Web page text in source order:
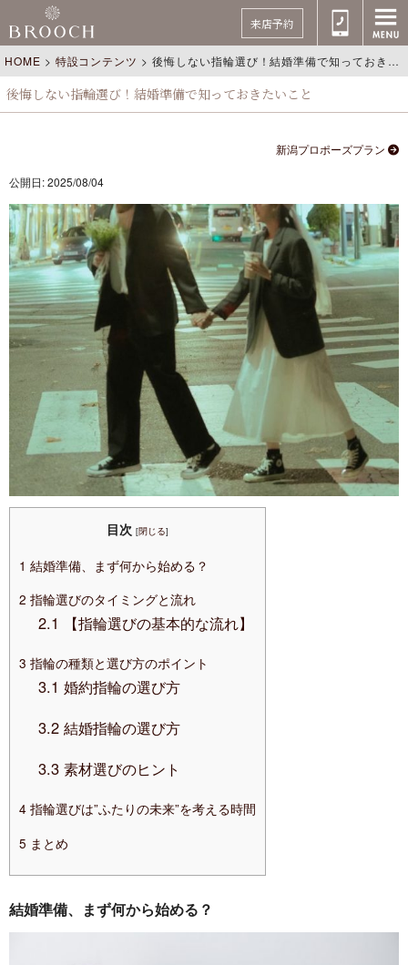
来店予約
HOME > 特設コンテンツ >後悔しない指輪選び！結婚準備で知っておきたいこと
後悔しない指輪選び！結婚準備で知っておきたいこと
新潟プロポーズプラン
公開日: 2025/08/04
目次 [閉じる]
1 結婚準備、まず何から始める？
2 指輪選びのタイミングと流れ
2.1 【指輪選びの基本的な流れ】
3 指輪の種類と選び方のポイント
3.1 婚約指輪の選び方
3.2結婚指輪の選び方
3.3素材選びのヒント
4 指輪選びは”ふたりの未来”を考える時間
5 まとめ
結婚準備、まず何から始める？